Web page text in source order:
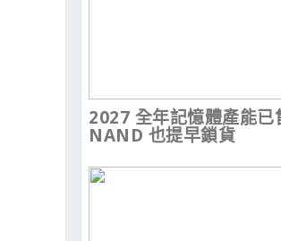
2027 全年記憶體產能已
NAND 也提早鎖貨